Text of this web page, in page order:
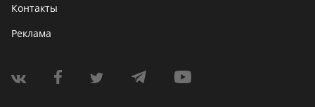
Контакты
Реклама